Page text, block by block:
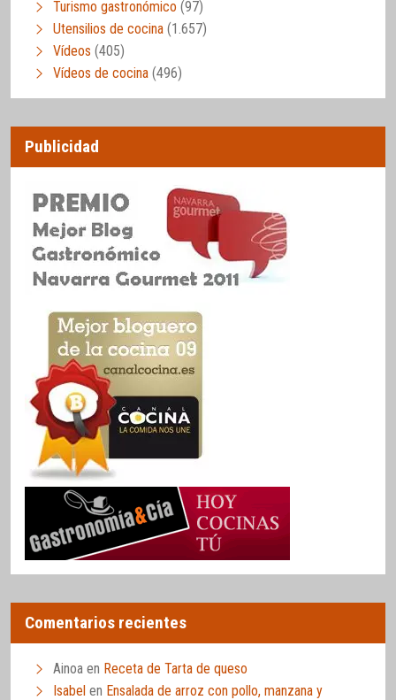
Turismo gastronómico (97)
Utensilios de cocina (1.657)
Vídeos (405)
Vídeos de cocina (496)
Publicidad
Comentarios recientes
Ainoa en Receta de Tarta de queso
Isabel en Ensalada de arroz con pollo, manzana y